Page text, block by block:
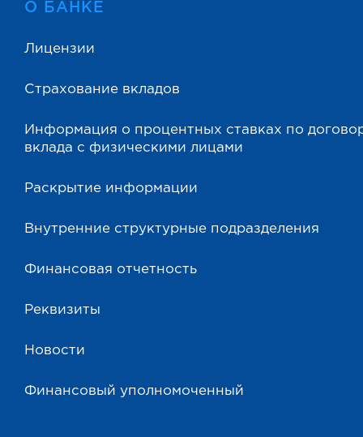
О БАНКЕ
Лицензии
Страхование вкладов
Информация о процентных ставках по
вклада с физическими лицами
Раскрытие информации
Внутренние структурные подразделения
Финансовая отчетность
Реквизиты
Новости
Финансовый уполномоченный